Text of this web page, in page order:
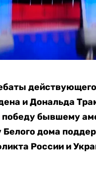
и Дональда
победу бывшему
Белого дома
России и